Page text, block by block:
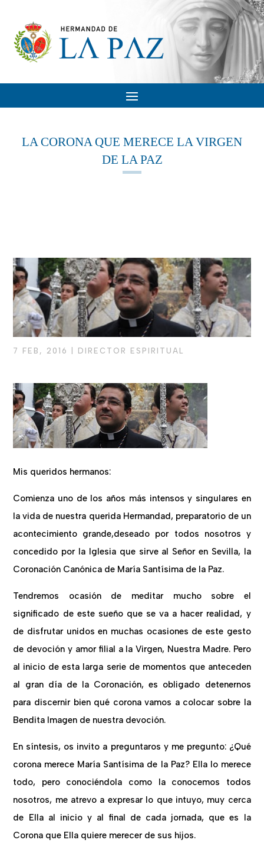
LA CORONA QUE MERECE LA VIRGEN
DE LA PAZ
7 FEB, 2016 DIRECTOR ESPIRITUAL
Mis queridos hermanos:
Comienza uno de los años más intensos y singulares en
la vida de nuestra querida Hermandad, preparatorio de un
acontecimiento grande,deseado por todos nosotros y
concedido por la Iglesia que sirve al Señor en Sevilla, la
Coronación Canónica de María Santísima de la Paz.
Tendremos ocasión de meditar mucho sobre el
significado de este sueño que se va a hacer realidad, y
de disfrutar unidos en muchas ocasiones de este gesto
de devoción y amor filial a la Virgen, Nuestra Madre. Pero
al inicio de esta larga serie de momentos que anteceden
al gran día de la Coronación, es obligado detenernos
para discernir bien qué corona vamos a colocar sobre la
Bendita Imagen de nuestra devoción.
En síntesis, os invito a preguntaros y me pregunto: ¿Qué
corona merece María Santísima de la Paz? Ella lo merece
todo, pero conociéndola como la conocemos todos
nosotros, me atrevo a expresar lo que intuyo, muy cerca
de Ella al inicio y al final de cada jornada, que es la
Corona que Ella quiere merecer de sus hijos.